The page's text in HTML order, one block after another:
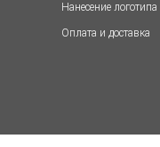
Нанесение логотипа
Оплата и доставка